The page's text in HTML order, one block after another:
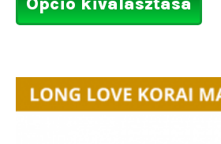
Opció kiválasztása